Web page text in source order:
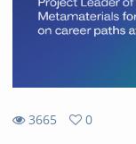
3665
0